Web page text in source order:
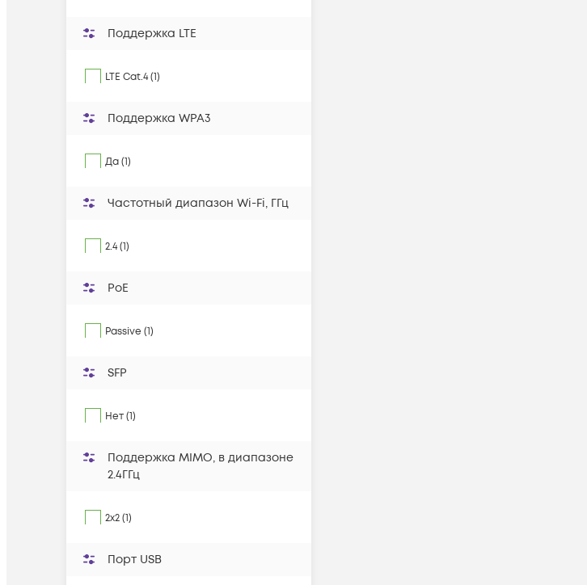
Поддержка LTE
LTE Cat.4 (1)
Поддержка WPA3
Да (1)
Частотный диапазон Wi-Fi, ГГц
2.4 (1)
PoE
Passive (1)
SFP
Нет (1)
Поддержка MIMO, в диапазоне
2.4ГГц
2x2 (1)
Порт USB